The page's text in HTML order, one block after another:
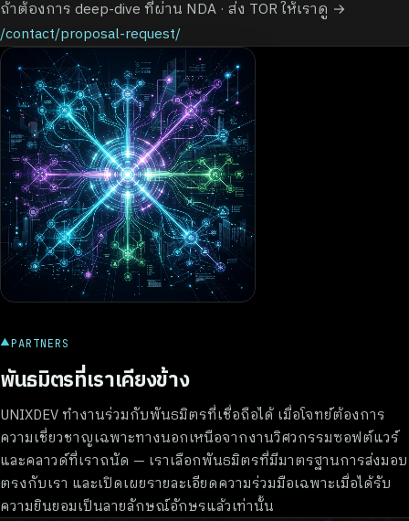
ถ้าต้องการ deep-dive ที่ผ่าน NDA · ส่ง TOR ให้เราดู →
/contact/proposal-request/
▲PARTNERS
พันธมิตรที่เราเคียงข้าง
UNIXDEV ทำงานร่วมกับพันธมิตรที่เชื่อถือได้ เมื่อโจทย์ต้องการ
ความเชี่ยวชาญเฉพาะทางนอกเหนือจากงานวิศวกรรมซอฟต์แวร์
และคลาวด์ที่เราถนัด — เราเลือกพันธมิตรที่มีมาตรฐานการส่งมอบ
ตรงกับเรา และเปิดเผยรายละเอียดความร่วมมือเฉพาะเมื่อได้รับ
ความยินยอมเป็นลายลักษณ์อักษรแล้วเท่านั้น